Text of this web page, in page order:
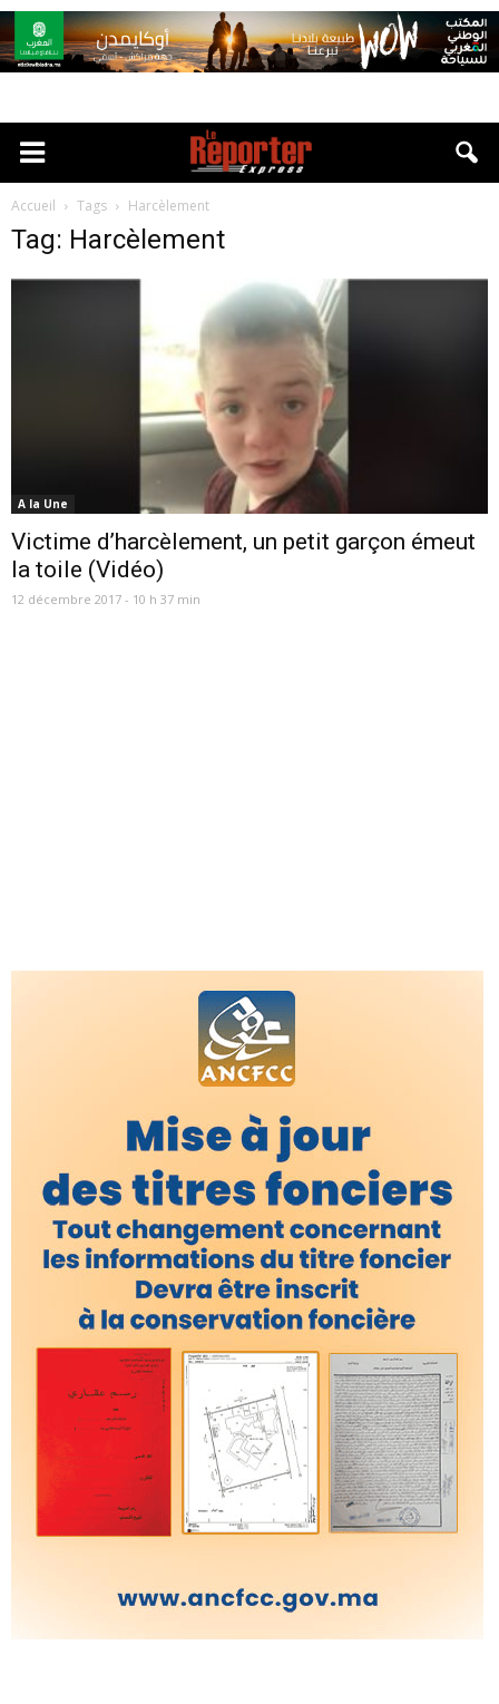
Accueil Tags Harcèlement
Tag: Harcèlement
A la Une
Victime d’harcèlement, un petit garçon émeut
la toile (Vidéo)
12 décembre 2017 - 10 h 37 min